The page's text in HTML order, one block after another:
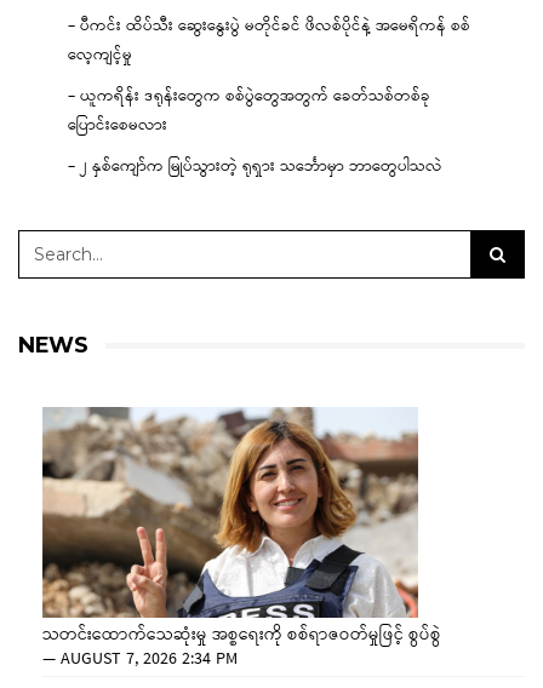
– ပီကင်း ထိပ်သီး ဆွေးနွေးပွဲ မတိုင်ခင် ဖိလစ်ပိုင်နဲ့ အမေရိကန် စစ်
လေ့ကျင့်မှု
– ယူကရိန်း ဒရုန်းတွေက စစ်ပွဲတွေအတွက် ခေတ်သစ်တစ်ခု
ပြောင်းစေမလား
– ၂ နှစ်ကျော်က မြုပ်သွားတဲ့ ရုရှား သင်္ဘောမှာ ဘာတွေပါသလဲ
NEWS
သတင်းထောက်သေဆုံးမှု အစ္စရေးကို စစ်ရာဇဝတ်မှုဖြင့် စွပ်စွဲ
—AUGUST 7, 2026 2:34 PM